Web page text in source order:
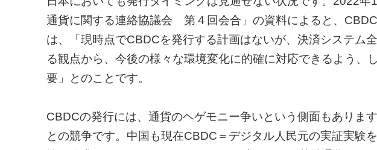
通貨に関する連絡協議会 第４回会合」の資料によると、
は、「現時点でCBDCを発行する計画はないが、決済システム
る観点から、今後の様々な環境変化に的確に対応できるよう、
要」とのことです。
CBDCの発行には、通貨のヘゲモニー争いという側面もありま
との競争です。中国も現在CBDC＝デジタル人民元の実証実験